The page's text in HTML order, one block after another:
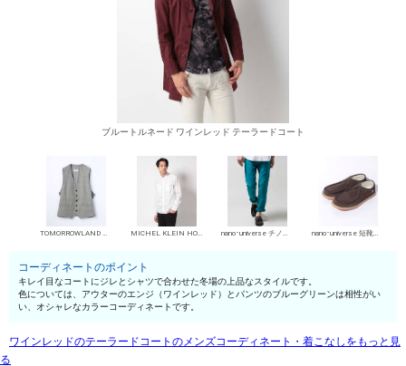
ブルートルネード ワインレッド テーラードコート
TOMORROWLAND MENS ジレ MICHEL KLEIN HOMME シャツ nano･universe チノパン・綿パン nano･universe 短靴・レザーシューズ
コーディネートのポイント
キレイ目なコートにジレとシャツで合わせた冬場の上品なスタイルです。
色については、アウターのエンジ（ワインレッド）とパンツのブルーグリーンは相性がい
い、オシャレなカラーコーディネートです。
ワインレッドのテーラードコートのメンズコーディネート・着こなしをもっと見
る